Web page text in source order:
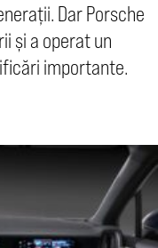
Dar Porsche
și a operat un
importante.